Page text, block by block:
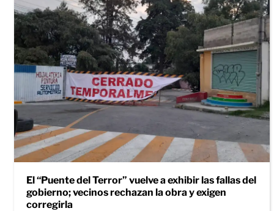
El “Puente del Terror” vuelve a exhibir las fallas del
gobierno; vecinos rechazan la obra y exigen
corregirla